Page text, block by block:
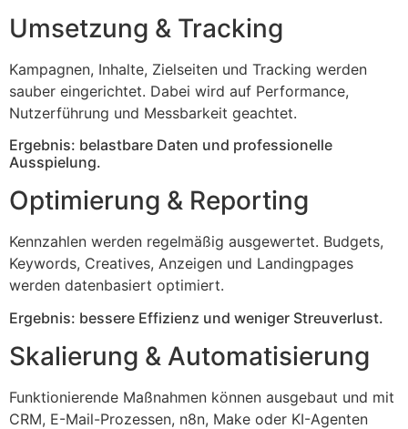
Umsetzung & Tracking
Kampagnen, Inhalte, Zielseiten und Tracking werden
sauber eingerichtet. Dabei wird auf Performance,
Nutzerführung und Messbarkeit geachtet.
Ergebnis: belastbare Daten und professionelle
Ausspielung.
Optimierung & Reporting
Kennzahlen werden regelmäßig ausgewertet. Budgets,
Keywords, Creatives, Anzeigen und Landingpages
werden datenbasiert optimiert.
Ergebnis: bessere Effizienz und weniger Streuverlust.
Skalierung & Automatisierung
Funktionierende Maßnahmen können ausgebaut und mit
CRM, E-Mail-Prozessen, n8n, Make oder KI-Agenten